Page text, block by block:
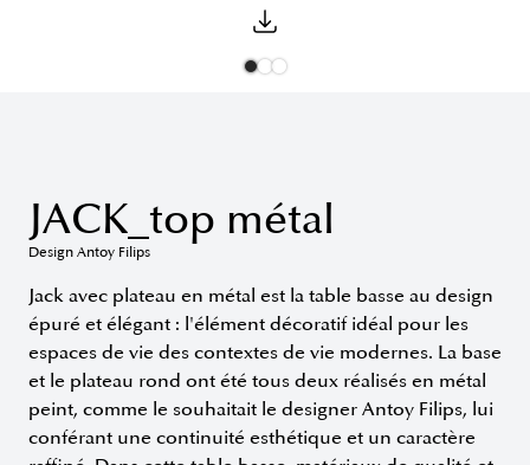
JACK_top métal
Design Antoy Filips
Jack avec plateau en métal est la table basse au design
épuré et élégant : l'élément décoratif idéal pour les
espaces de vie des contextes de vie modernes. La base
et le plateau rond ont été tous deux réalisés en métal
peint, comme le souhaitait le designer Antoy Filips, lui
conférant une continuité esthétique et un caractère